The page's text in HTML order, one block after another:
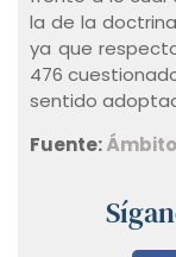
la de la
ya que
476
sentido
Fuente: